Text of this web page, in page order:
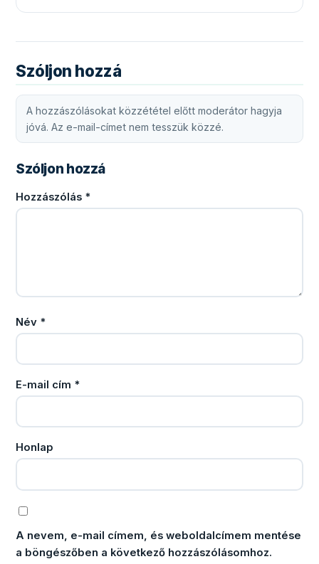
Szóljon hozzá
A hozzászólásokat közzététel előtt moderátor hagyja
jóvá. Az e-mail-címet nem tesszük közzé.
Szóljon hozzá
Hozzászólás *
Név *
E-mail cím *
Honlap
A nevem, e-mail címem, és weboldalcímem mentése
a böngészőben a következő hozzászólásomhoz.